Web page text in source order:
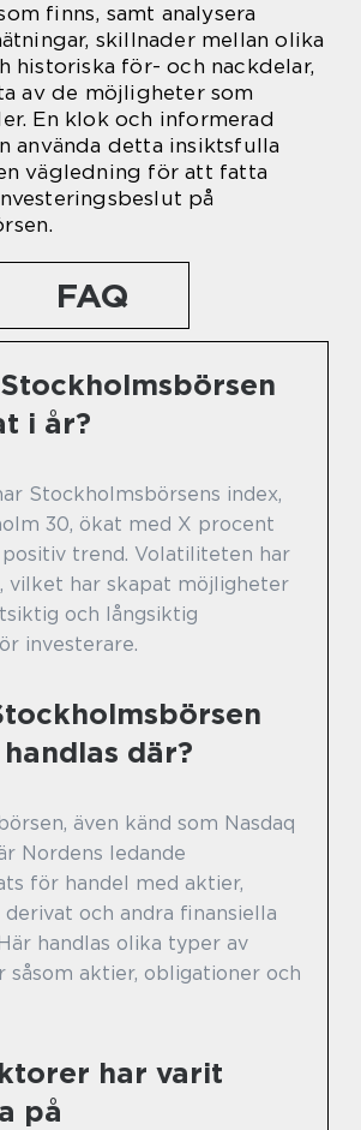
finns, samt analysera
skillnader mellan olika
historiska för- och nackdelar,
av de möjligheter som
En klok och informerad
använda detta insiktsfulla
vägledning för att fatta
på
FAQ
i år?
Stockholmsbörsens index,
30, ökat med X procent
trend. Volatiliteten har
vilket har skapat möjligheter
och långsiktig
investerare.
där?
även känd som Nasdaq
Nordens ledande
för handel med aktier,
och andra finansiella
handlas olika typer av
såsom aktier, obligationer och
har varit
på